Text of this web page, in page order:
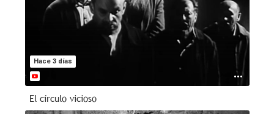
Hace 3 días
El círculo vicioso